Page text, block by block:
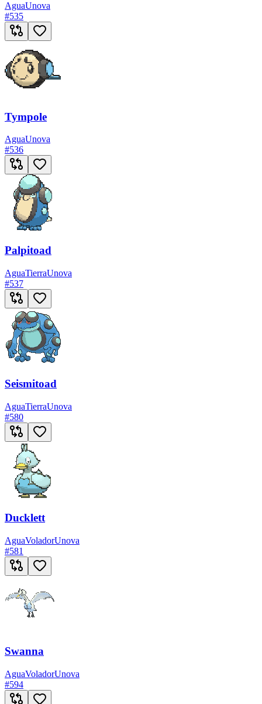
AguaUnova
#535
Tympole
AguaUnova
#536
Palpitoad
AguaTierraUnova
#537
Seismitoad
AguaTierraUnova
#580
Ducklett
AguaVoladorUnova
#581
Swanna
AguaVoladorUnova
#594